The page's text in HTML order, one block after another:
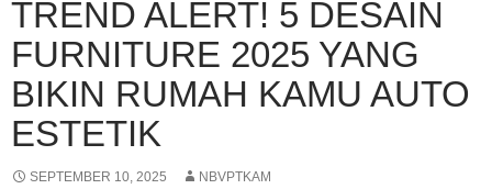
TREND ALERT! 5 DESAIN
FURNITURE 2025 YANG
BIKIN RUMAH KAMU AUTO
ESTETIK
SEPTEMBER 10, 2025 NBVPTKAM